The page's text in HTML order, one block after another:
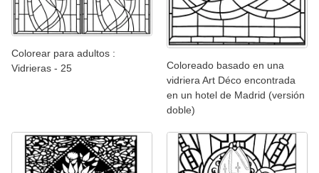
Colorear para adultos :
Vidrieras - 25
Coloreado basado en una
vidriera Art Déco encontrada
en un hotel de Madrid (versión
doble)